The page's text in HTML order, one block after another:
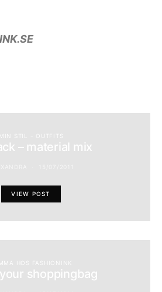
MIN STIL - OUTFITS
– material mix
VIEW POST
HOS FASHIONINK
shoppingbag